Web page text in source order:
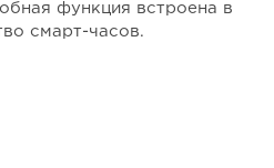
функция встроена в
смарт-часов.